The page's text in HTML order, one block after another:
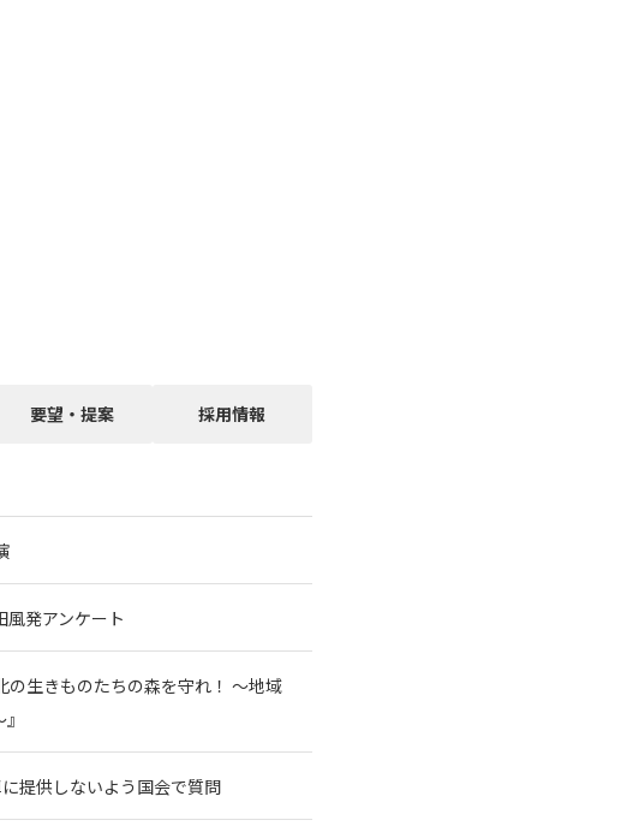
要望・提案 採用情報
発アンケート
生きものたちの森を守れ！ 〜地域
提供しないよう国会で質問